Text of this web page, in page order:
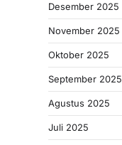
Desember 2025
November 2025
Oktober 2025
September 2025
Agustus 2025
Juli 2025